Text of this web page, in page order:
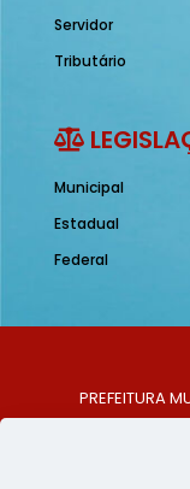
Servidor
Tributário
Municipal
Estadual
Federal
PREFEITURA
Centro, São